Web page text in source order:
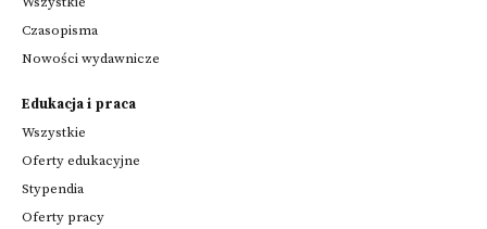
Czasopisma
Nowości wydawnicze
Edukacja i praca
Wszystkie
Oferty edukacyjne
Stypendia
Oferty pracy